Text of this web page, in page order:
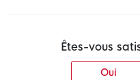
Êtes-vous
Oui